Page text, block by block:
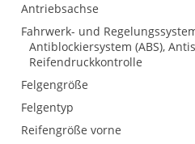
Antriebsachse
Fahrwerk- und
Antiblockiersystem (ABS),
Reifendruckkontrolle
Felgengröße
Felgentyp
Reifengröße vorne